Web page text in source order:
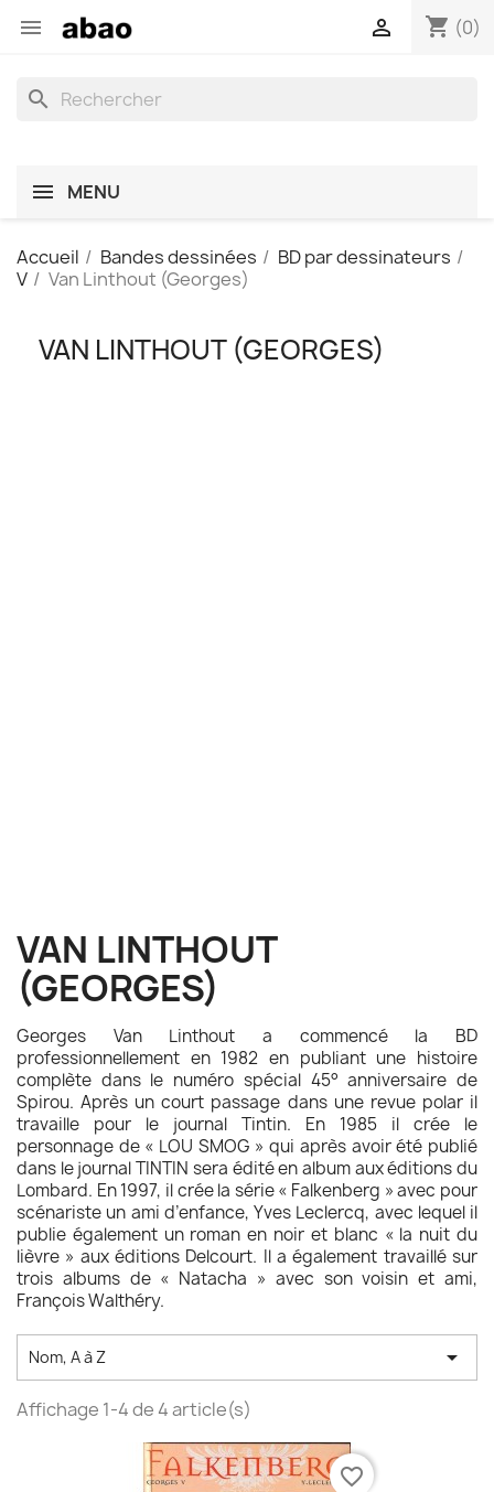
 shopping_cart (0)

search
MENU
Accueil Bandes dessinées
BD par dessinateurs
V
Van Linthout (Georges)
VAN LINTHOUT (GEORGES)
VAN LINTHOUT
(GEORGES)
Georges Van Linthout a commencé la BD
professionnellement en 1982 en publiant une histoire
complète dans le numéro spécial 45° anniversaire de
Spirou. Après un court passage dans une revue polar il
travaille pour le journal Tintin. En 1985 il crée le
personnage de « LOU SMOG » qui après avoir été publié
dans le journal TINTIN sera édité en album aux éditions du
Lombard. En 1997, il crée la série « Falkenberg » avec pour
scénariste un ami d’enfance, Yves Leclercq, avec lequel il
publie également un roman en noir et blanc « la nuit du
lièvre » aux éditions Delcourt. Il a également travaillé sur
trois albums de « Natacha » avec son voisin et ami,
François Walthéry.
Nom, A à Z 
Affichage 1-4 de 4 article(s)
favorite_border